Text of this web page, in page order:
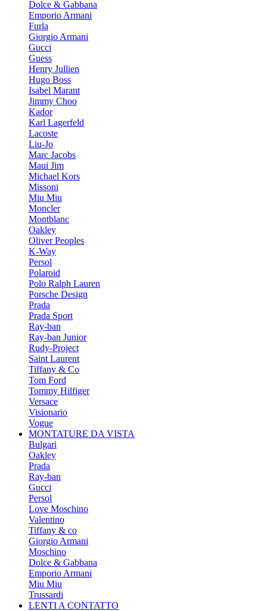
Dolce & Gabbana
Emporio Armani
Furla
Giorgio Armani
Gucci
Guess
Henry Jullien
Hugo Boss
Isabel Marant
Jimmy Choo
Kador
Karl Lagerfeld
Lacoste
Liu-Jo
Marc Jacobs
Maui Jim
Michael Kors
Missoni
Miu Miu
Moncler
Montblanc
Oakley
Oliver Peoples
K-Way
Persol
Polaroid
Polo Ralph Lauren
Porsche Design
Prada
Prada Sport
Ray-ban
Ray-ban Junior
Rudy-Project
Saint Laurent
Tiffany & Co
Tom Ford
Tommy Hilfiger
Versace
Visionario
Vogue
MONTATURE DA VISTA
Bulgari
Oakley
Prada
Ray-ban
Gucci
Persol
Love Moschino
Valentino
Tiffany & co
Giorgio Armani
Moschino
Dolce & Gabbana
Emporio Armani
Miu Miu
Trussardi
LENTI A CONTATTO